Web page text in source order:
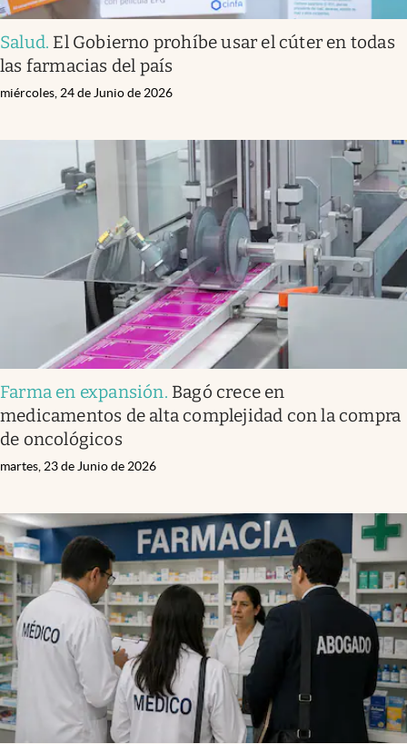
Salud. El Gobierno prohíbe usar el cúter en todas
las farmacias del país
miércoles, 24 de Junio de 2026
Farma en expansión. Bagó crece en
medicamentos de alta complejidad con la compra
de oncológicos
martes, 23 de Junio de 2026